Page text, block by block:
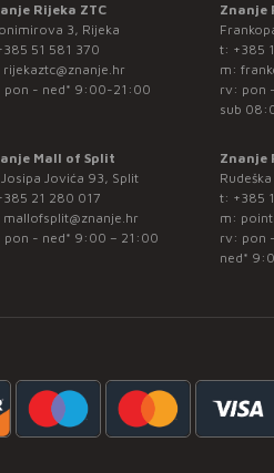
Rijeka ZTC
3, Rijeka
51 581 370
rijekaztc@znanje.hr
pon - ned* 9:00-21:00
Znanje
t: +385
m:
rv: pon
sub
Mall of Split
Josipa Jovića 93, Split
21 280 017
mallofsplit@znanje.hr
pon - ned* 9:00 – 21:00
Znanje
t: +385
m:
rv: pon
ned*